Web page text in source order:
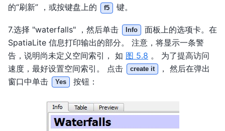
的“刷新” ，或按键盘上的
f5 键。
7.选择 "waterfalls" ，然后单击 Info
面板上的选项卡。在
SpatiaLite 信息打印输出的部分。 注意，将显示一条警
告，说明尚未定义空间索引， 如 图 5.8 。 为了提高访问
速度，最好设置空间索引。 点击
create it
， 然后在弹出
窗口中单击
Yes 按钮：